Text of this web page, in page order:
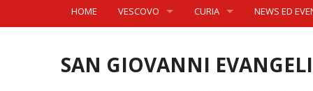
HOME VESCOVO
LO STEMMA
CURIA
SETTORI DELLA VITA
AFFARI
NEWS ED
SAN GIOVANNI